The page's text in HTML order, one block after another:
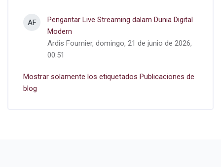
AF
Pengantar Live Streaming dalam Dunia Digital
Modern
Ardis Fournier, domingo, 21 de junio de 2026,
00:51
Mostrar solamente los etiquetados Publicaciones de
blog